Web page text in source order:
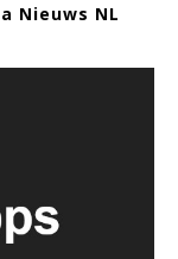
Nieuws NL